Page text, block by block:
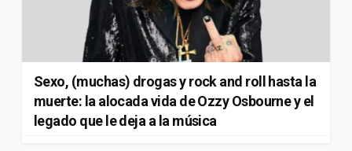
Sexo, (muchas) drogas y rock and roll hasta la
muerte: la alocada vida de Ozzy Osbourne y el
legado que le deja a la música